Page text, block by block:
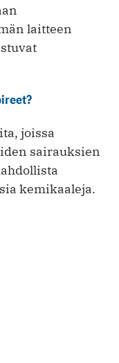
laitteen
joissa
sairauksien
kemikaaleja.